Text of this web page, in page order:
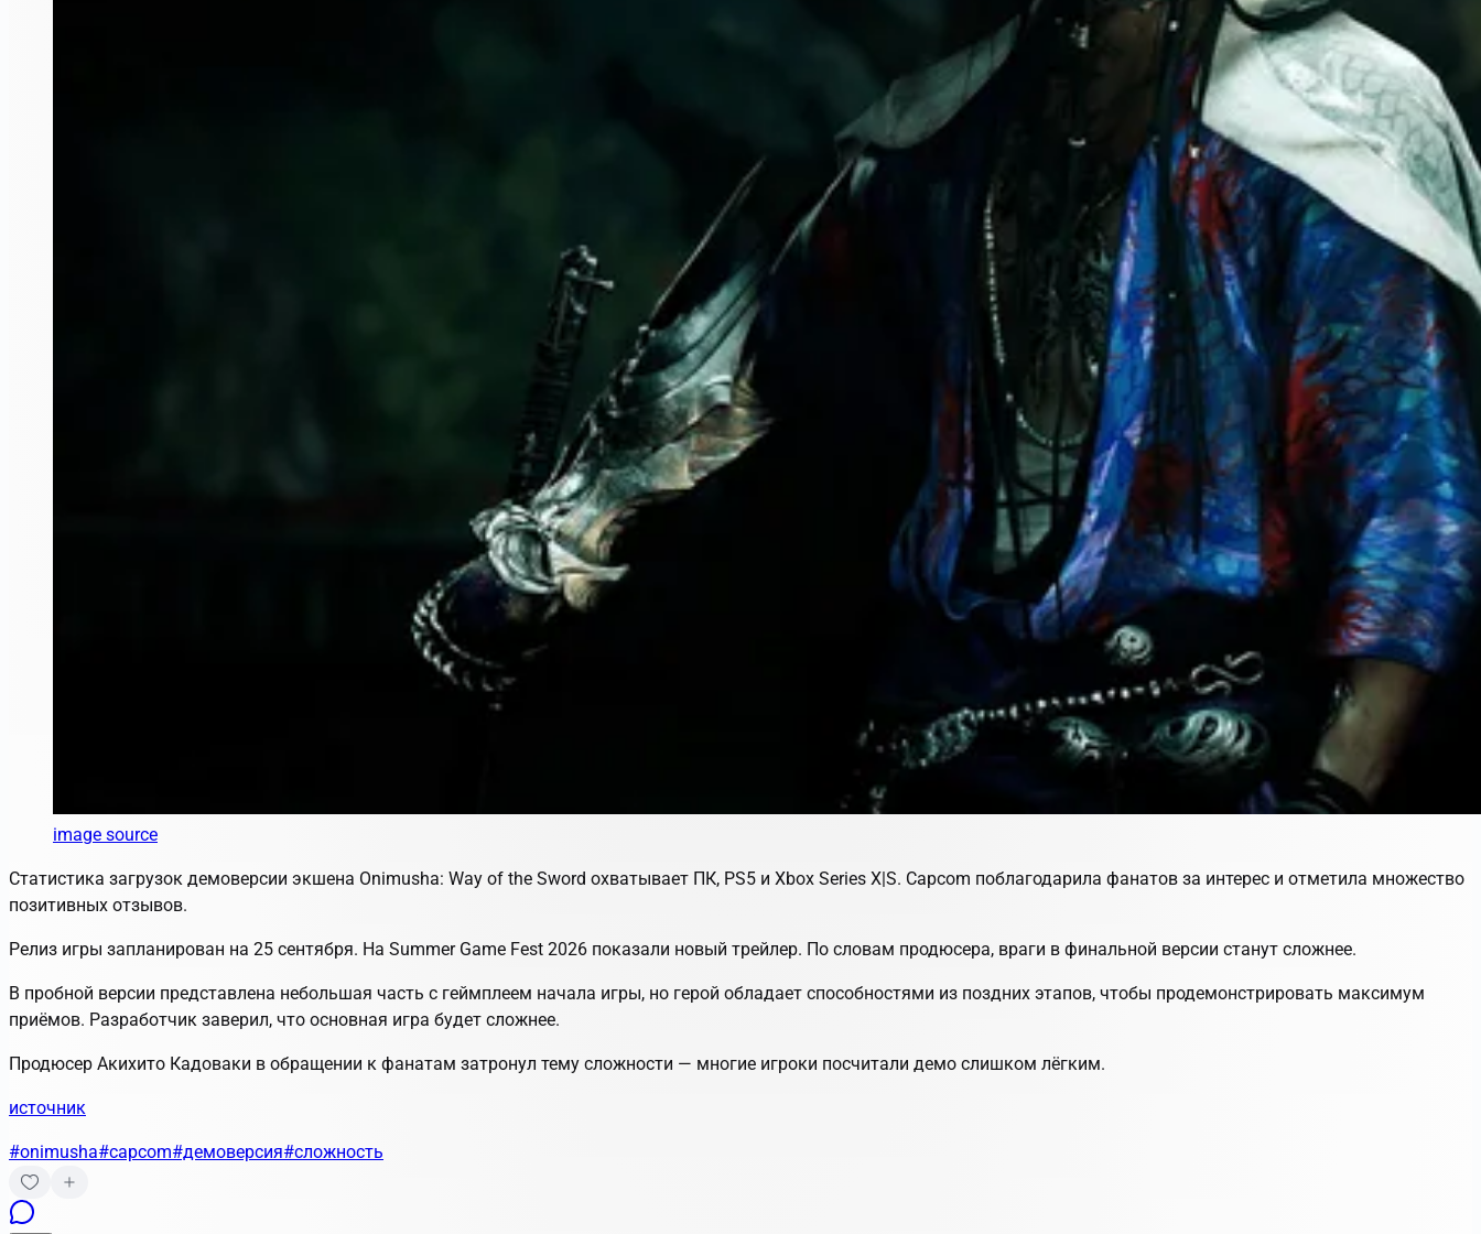
image source
Статистика загрузок демоверсии экшена Onimusha: Way of the Sword охватывает ПК, PS5 и Xbox Series X|S. Capcom поблагодарила фанатов за интерес и отметила множество
позитивных отзывов.
Релиз игры запланирован на 25 сентября. На Summer Game Fest 2026 показали новый трейлер. По словам продюсера, враги в финальной версии станут сложнее.
В пробной версии представлена небольшая часть с геймплеем начала игры, но герой обладает способностями из поздних этапов, чтобы продемонстрировать максимум
приёмов. Разработчик заверил, что основная игра будет сложнее.
Продюсер Акихито Кадоваки в обращении к фанатам затронул тему сложности — многие игроки посчитали демо слишком лёгким.
источник
#onimusha#capcom#демоверсия#сложность